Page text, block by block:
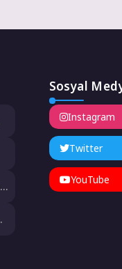
Sosyal
Instagram
Twitter
YouTube